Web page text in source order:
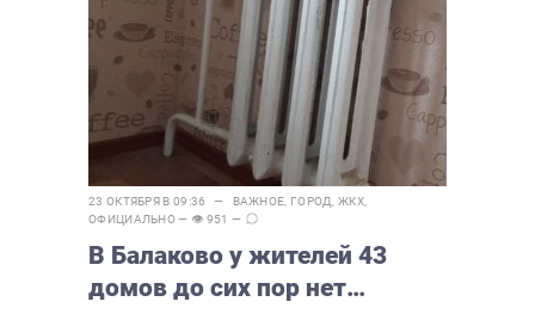
23 ОКТЯБРЯ В 09:36 — ВАЖНОЕ ГОРОД ,ЖКХ,
ОФИЦИАЛЬНО— 👁 951 —
В Балаково у жителей 43
домов до сих пор нет